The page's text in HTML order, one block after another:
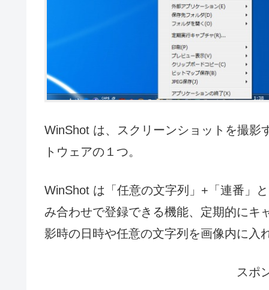
WinShot は、スクリーンショットを撮影
トウェアの１つ。
WinShot は「任意の文字列」+「連番」
み合わせで登録できる機能、定期的にキ
影時の日時や任意の文字列を画像内に入
スポ